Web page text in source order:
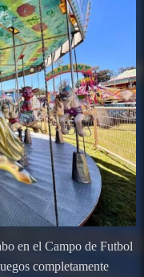
en el Campo de Futbol
completamente